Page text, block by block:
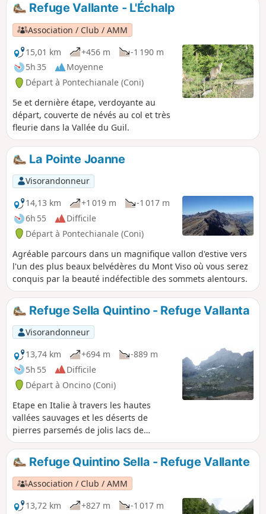
Refuge Vallante - L'Échalp
Association / Club / AMM
15,01 km
+456 m
-1 190 m
5h 35
Moyenne
Départ à Pontechianale (Coni)
5e et dernière étape, verdoyante au
départ, couverte de névés au col et très
fleurie dans la Vallée du Guil.
La Pointe Joanne
Visorandonneur
14,13 km
+1 019 m
-1 017 m
6h 55
Difficile
Départ à Pontechianale (Coni)
Agréable parcours dans un magnifique vallon d'estive vers
l'un des plus beaux belvédères du Mont Viso où vous serez
conquis par la beauté indéfectible des sommets alentours.
Refuge Sella Quintino - Refuge Vallanta
Visorandonneur
13,74 km
+694 m
-889 m
5h 55
Difficile
Départ à Oncino (Coni)
Etape en Italie à travers les hautes
vallées sauvages et les déserts de
pierres parsemés de jolis lacs de
montagne, continuellement autour du
Viso.Refuge Quintino Sella - Refuge Vallante
Association / Club / AMM
13,72 km
+827 m
-1 017 m